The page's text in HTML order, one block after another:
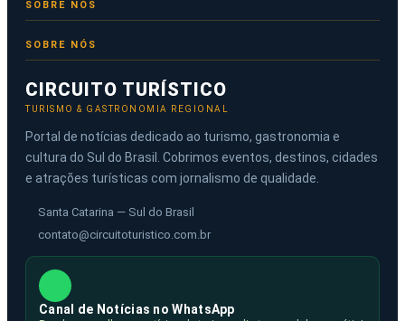
SOBRE NÓS
CIRCUITO TURÍSTICO
TURISMO & GASTRONOMIA REGIONAL
Portal de notícias dedicado ao turismo, gastronomia e
cultura do Sul do Brasil. Cobrimos eventos, destinos, cidades
e atrações turísticas com jornalismo de qualidade.
Santa Catarina — Sul do Brasil
contato@circuitoturistico.com.br
Canal de Notícias no WhatsApp